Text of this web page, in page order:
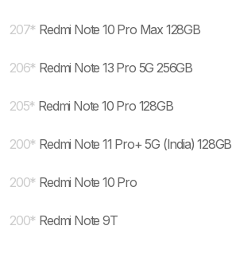
207* Redmi Note 10 Pro Max 128GB
206* Redmi Note 13 Pro 5G 256GB
205* Redmi Note 10 Pro 128GB
200* Redmi Note 11 Pro+ 5G (India) 128GB
200* Redmi Note 10 Pro
200* Redmi Note 9T